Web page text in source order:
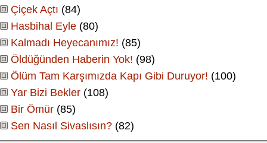
Çiçek Açtı (84)
Hasbihal Eyle (80)
Kalmadı Heyecanımız! (85)
Öldüğünden Haberin Yok! (98)
Ölüm Tam Karşımızda Kapı Gibi Duruyor! (100)
Yar Bizi Bekler (108)
Bir Ömür (85)
Sen Nasıl Sivaslısın? (82)